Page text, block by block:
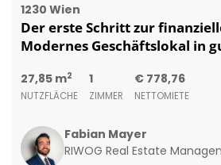
1230 Wien
Der erste Schritt zur
Modernes Geschäftslokal in
27,85 m2
NUTZFLÄCHE
1
ZIMMER
€ 778,76
NETTOMIETE
Fabian Mayer
RIWOG Real Estate